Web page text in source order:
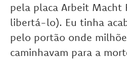
pela placa Arbeit Macht
libertá-lo). Eu tinha
pelo portão onde
caminhavam para a